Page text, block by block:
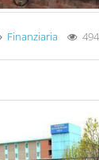
Finanziaria